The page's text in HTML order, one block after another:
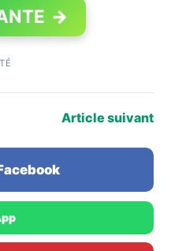
→
Article suivant